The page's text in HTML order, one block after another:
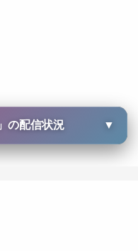
」の配信状況 ▼